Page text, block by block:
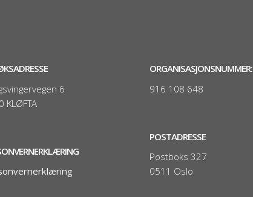
6
KLØFTA
ORGANISASJONSNUMMER:
916 108 648
POSTADRESSE
Postboks 327
0511 Oslo